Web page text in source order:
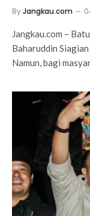
ByJangkau.com
Jangkau.com –
Baharuddin
Namun, bagi